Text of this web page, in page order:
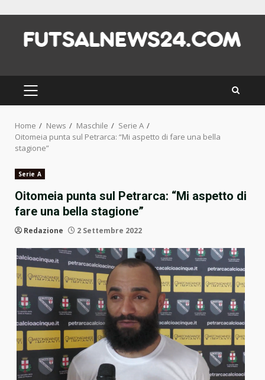
content
PRIMARY
MENU
Home News Maschile
Serie A
Oitomeia punta sul Petrarca: “Mi aspetto di fare una bella
stagione”
Serie A
Oitomeia punta sul Petrarca: “Mi aspetto di
fare una bella stagione”
Redazione 2 Settembre 2022